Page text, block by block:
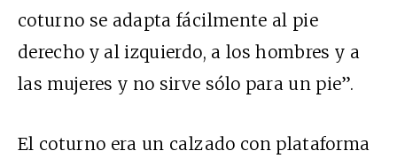
coturno se adapta fácilmente al pie
derecho y al izquierdo, a los hombres y a
las mujeres y no sirve sólo para un pie”.
El coturno era un calzado con plataforma